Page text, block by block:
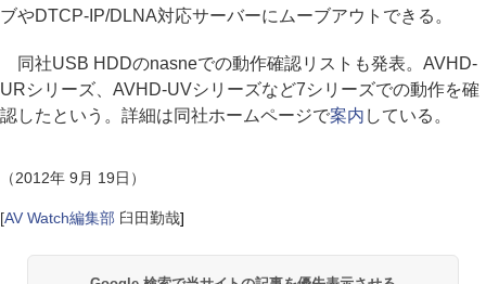
ブやDTCP-IP/DLNA対応サーバーにムーブアウトできる。
同社USB HDDのnasneでの動作確認リストも発表。AVHD-
URシリーズ、AVHD-UVシリーズなど7シリーズでの動作を確
認したという。詳細は同社ホームページで案内 している。
（2012年 9月 19日）
[AV Watch編集部 臼田勤哉]